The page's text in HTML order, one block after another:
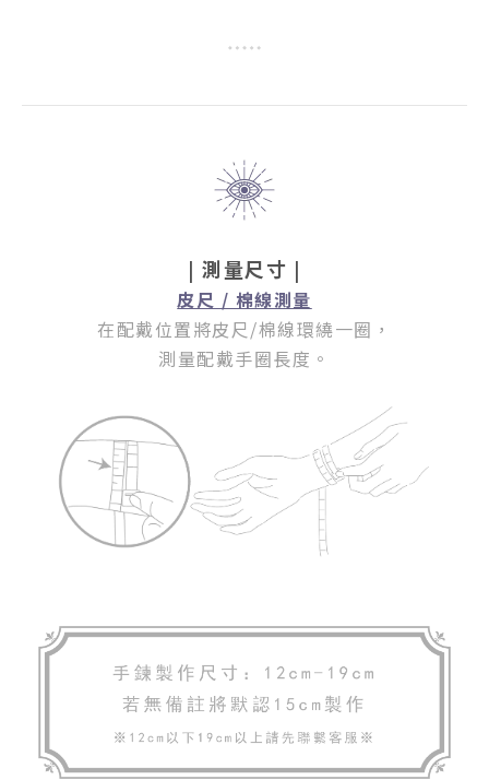
| 測量尺寸 |
皮尺 / 棉線測量
在配戴位置將皮尺/棉線環繞一圈 ，
測量配戴手圈長度。